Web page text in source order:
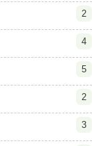
2
4
5
2
3